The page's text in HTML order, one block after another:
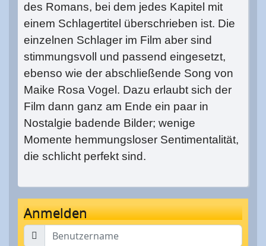
des Romans, bei dem jedes Kapitel mit
einem Schlagertitel überschrieben ist. Die
einzelnen Schlager im Film aber sind
stimmungsvoll und passend eingesetzt,
ebenso wie der abschließende Song von
Maike Rosa Vogel. Dazu erlaubt sich der
Film dann ganz am Ende ein paar in
Nostalgie badende Bilder; wenige
Momente hemmungsloser Sentimentalität,
die schlicht perfekt sind.
Anmelden